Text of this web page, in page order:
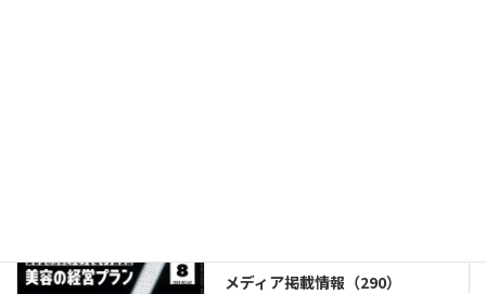
メディア掲載情報（290）